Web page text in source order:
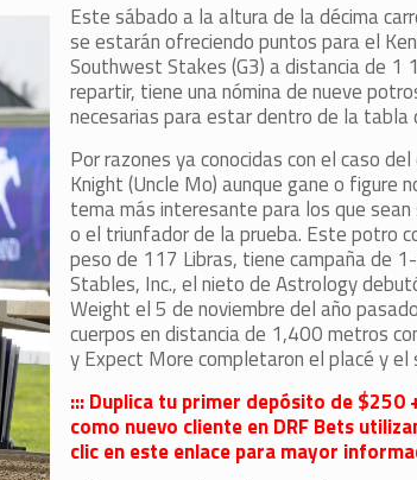
Este sábado a la altura de la décima
se estarán ofreciendo puntos para el
Southwest Stakes (G3) a distancia de
repartir, tiene una nómina de nueve
necesarias para estar dentro de la tabla
Por razones ya conocidas con el caso
Knight (Uncle Mo) aunque gane o figure
tema más interesante para los que
o el triunfador de la prueba. Este potro
peso de 117 Libras, tiene campaña de
Stables, Inc., el nieto de Astrology
Weight el 5 de noviembre del año
cuerpos en distancia de 1,400 metros
y Expect More completaron el placé y el
::: Duplica tu primer depósito de
como nuevo cliente en DRF Bets
clic en este enlace para mayor